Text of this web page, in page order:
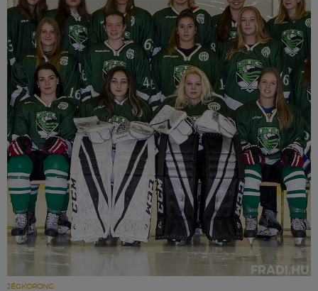
JÉGKORONG
Hírek
Labdarúgás
Szakosztályok
Meccscenter
Klub
Szolgáltatások
Shop